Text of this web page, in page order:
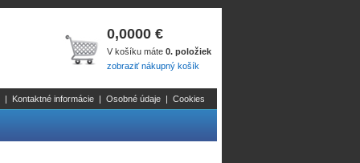
0,0000 €
V košíku máte 0. položiek
zobraziť nákupný košík
| Kontaktné informácie | Osobné údaje | Cookies